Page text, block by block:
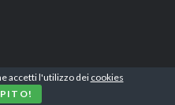
accetti l'utilizzo dei cookies